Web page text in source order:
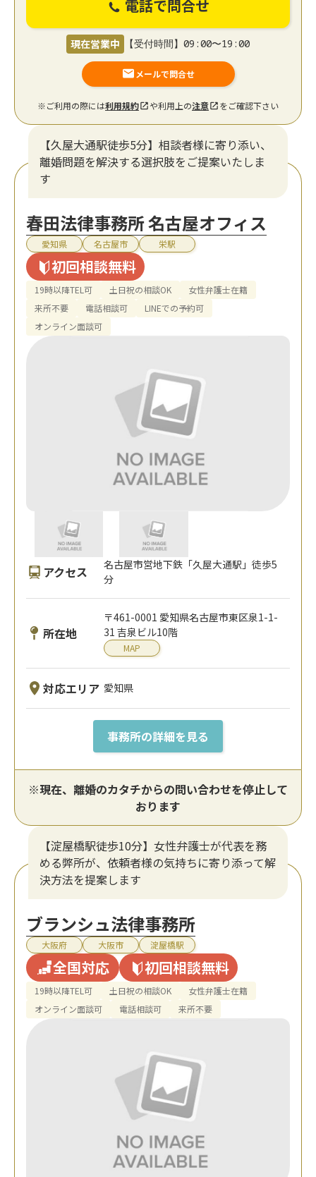
電話で問合せ
現在営業中 【受付時間】09:00〜19:00
メールで問合せ
※ご利用の際には利用規約 や利用上の注意 をご確認下さい
【久屋大通駅徒歩5分】相談者様に寄り添い、
離婚問題を解決する選択肢をご提案いたしま
す
春田法律事務所 名古屋オフィス
愛知県 名古屋市 栄駅
初回相談無料
19時以降TEL可 土日祝の相談OK
女性弁護士在籍
来所不要
電話相談可
LINEでの予約可
オンライン面談可
アクセス
名古屋市営地下鉄「久屋大通駅」徒歩5
分
所在地
〒461-0001 愛知県名古屋市東区泉1-1-
31 吉泉ビル10階
MAP
対応エリア 愛知県
事務所の詳細を見る
※現在、離婚のカタチからの問い合わせを停止して
おります
【淀屋橋駅徒歩10分】女性弁護士が代表を務
める弊所が、依頼者様の気持ちに寄り添って解
決方法を提案します
ブランシュ法律事務所
大阪府 大阪市 淀屋橋駅
全国対応 初回相談無料
19時以降TEL可 土日祝の相談OK
女性弁護士在籍
オンライン面談可
電話相談可 来所不要